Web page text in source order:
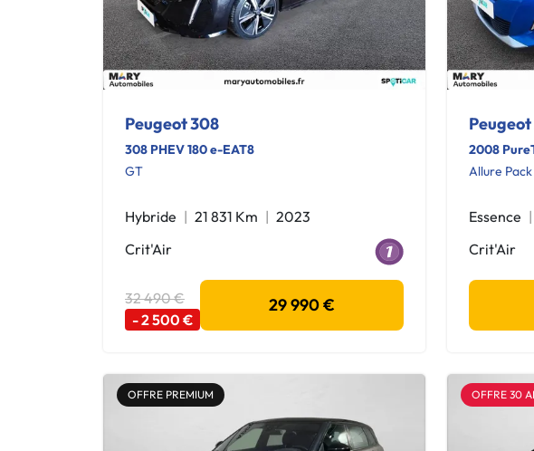
Peugeot 308
308 PHEV 180 e-EAT8
GT
Hybride 21 831 Km
2023
Crit'Air
32 490 €
- 2 500 €
29 990 €
2008
Allure Pack
Essence
Crit'Air
OFFRE PREMIUM OFFRE 30